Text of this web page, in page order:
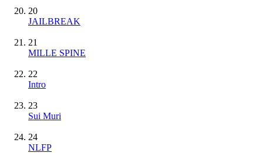
20
JAILBREAK
21
MILLE SPINE
22
Intro
23
Sui Muri
24
NLFP